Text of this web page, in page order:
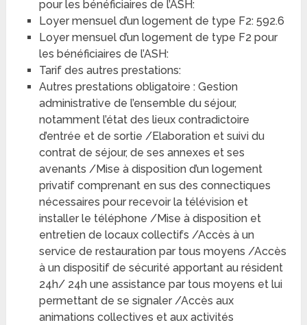
pour les bénéficiaires de l’ASH:
Loyer mensuel d’un logement de type F2: 592.6
Loyer mensuel d’un logement de type F2 pour
les bénéficiaires de l’ASH:
Tarif des autres prestations:
Autres prestations obligatoire : Gestion
administrative de l’ensemble du séjour,
notamment l’état des lieux contradictoire
d’entrée et de sortie /Elaboration et suivi du
contrat de séjour, de ses annexes et ses
avenants /Mise à disposition d’un logement
privatif comprenant en sus des connectiques
nécessaires pour recevoir la télévision et
installer le téléphone /Mise à disposition et
entretien de locaux collectifs /Accès à un
service de restauration par tous moyens /Accès
à un dispositif de sécurité apportant au résident
24h/ 24h une assistance par tous moyens et lui
permettant de se signaler /Accès aux
animations collectives et aux activités